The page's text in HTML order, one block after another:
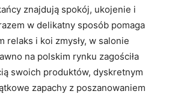
znajdują spokój, ukojenie i
w delikatny sposób pomaga
i koi zmysły, w salonie
na polskim rynku zagościła
swoich produktów, dyskretnym
zapachy z poszanowaniem